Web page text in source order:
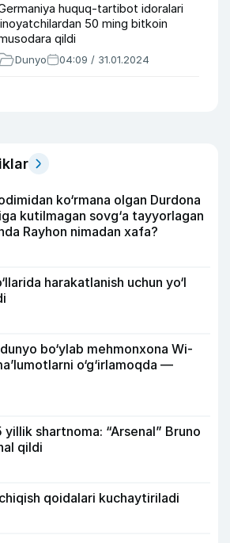
huquq-tartibot idoralari
50 ming bitkoin
qildi
Dunyo 04:09 / 31.01.2024
ko‘rmana olgan Durdona
kutilmagan sovg‘a tayyorlagan
Rayhon nimadan xafa?
harakatlanish uchun yo‘l
bo‘ylab mehmonxona Wi-
o‘g‘irlamoqda —
shartnoma: “Arsenal” Bruno
qildi
qoidalari kuchaytiriladi